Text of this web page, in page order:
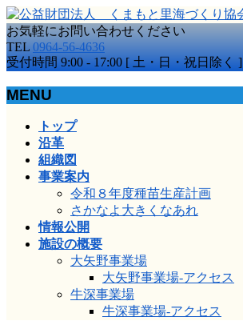
お気軽にお問い合わせください
TEL 0964-56-4636
受付時間 9:00 - 17:00 [ 土・日・祝日除く ]
MENU
トップ
沿革
組織図
事業案内
令和８年度種苗生産計画
さかなよ大きくなあれ
情報公開
施設の概要
大矢野事業場
大矢野事業場-アクセス
牛深事業場
牛深事業場-アクセス